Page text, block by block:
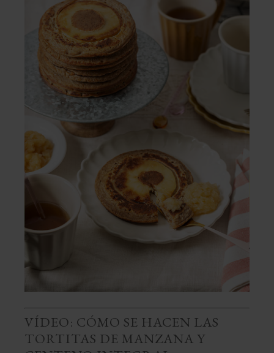
VÍDEO: CÓMO SE HACEN LAS
TORTITAS DE MANZANA Y